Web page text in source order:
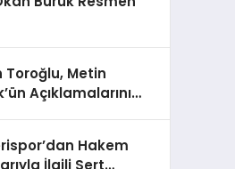
Toroğlu, Metin
Açıklamalarını
Hakem
İlgili Sert